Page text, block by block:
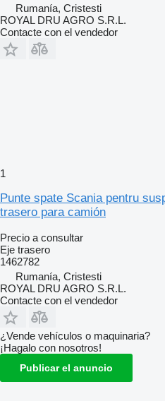
Rumanía, Cristesti
ROYAL DRU AGRO S.R.L.
Contacte con el vendedor
1
Punte spate Scania pentru
trasero para camión
Precio a consultar
Eje trasero
1462782
Rumanía, Cristesti
ROYAL DRU AGRO S.R.L.
Contacte con el vendedor
¿Vende vehículos o maquinaria?
¡Hagalo con nosotros!
Publicar el anuncio